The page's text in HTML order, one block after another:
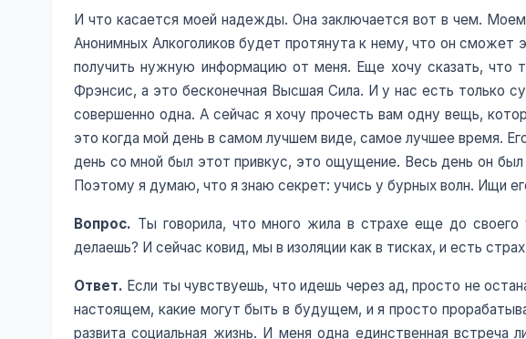
И что касается моей надежды. Она заключается вот в чем.
Анонимных Алкоголиков будет протянута к нему, что он
получить нужную информацию от меня. Еще хочу сказать, что
Фрэнсис, а это бесконечная Высшая Сила. И у нас есть только
совершенно одна. А сейчас я хочу прочесть вам одну вещь,
это когда мой день в самом лучшем виде, самое лучшее время.
день со мной был этот привкус, это ощущение. Весь день он
Поэтому я думаю, что я знаю секрет: учись у бурных волн. Ищи
Вопрос. Ты говорила, что много жила в страхе еще до
делаешь? И сейчас ковид, мы в изоляции как в тисках, и есть
Ответ. Если ты чувствуешь, что идешь через ад, просто не
настоящем, какие могут быть в будущем, и я просто
развита социальная жизнь. И меня одна единственная